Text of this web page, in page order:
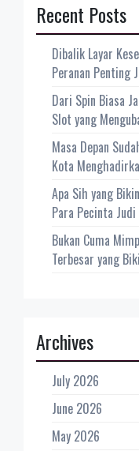
Recent Posts
Dibalik Layar
Peranan Penting
Dari Spin Biasa
Slot yang
Masa Depan
Kota
Apa Sih yang
Para Pecinta
Bukan Cuma
Terbesar yang
Archives
July 2026
June 2026
May 2026